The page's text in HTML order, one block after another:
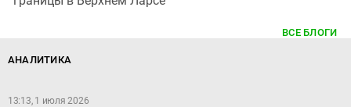
ВСЕ БЛОГИ
АНАЛИТИКА
13:13, 1 июля 2026